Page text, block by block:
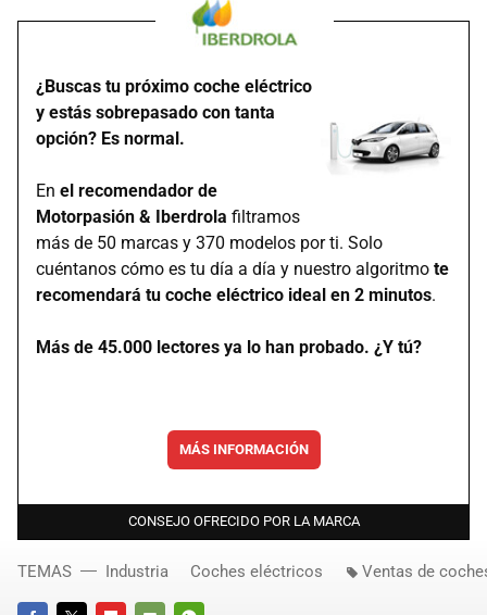
¿Buscas tu próximo coche eléctrico
y estás sobrepasado con tanta
opción? Es normal.
En el recomendador de
Motorpasión & Iberdrola filtramos
más de 50 marcas y 370 modelos por ti. Solo
cuéntanos cómo es tu día a día y nuestro algoritmo te
recomendará tu coche eléctrico ideal en 2 minutos.
Más de 45.000 lectores ya lo han probado. ¿Y tú?
MÁS INFORMACIÓN
CONSEJO OFRECIDO POR LA MARCA
TEMAS Industria Coches eléctricos Ventas de